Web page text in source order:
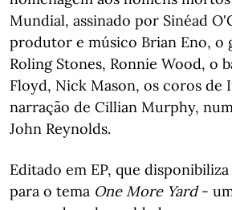
Mundial, assinado por Sinéad
produtor e músico Brian Eno, o
Roling Stones, Ronnie Wood, o
Floyd, Nick Mason, os coros de
narração de Cillian Murphy,
John Reynolds.
Editado em EP, que
para o tema One More Yard-